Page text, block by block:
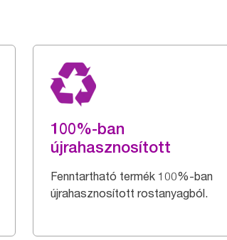
100%-ban
újrahasznosított
Fenntartható termék 100%-ban
újrahasznosított rostanyagból.